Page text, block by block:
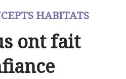
HABITATS
ont fait